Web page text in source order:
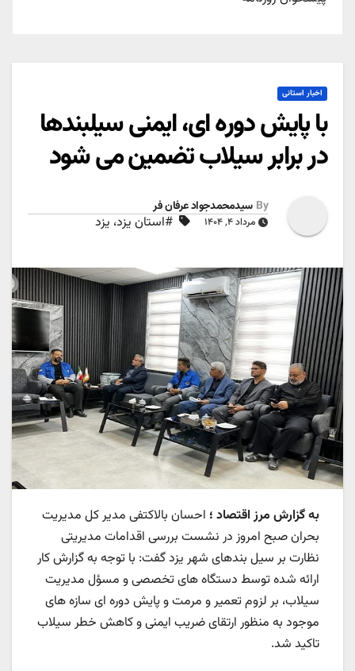
اخبار استانی
با پایش دوره ای، ایمنی سیلبندها
در برابر سیلاب تضمین می شود
By سیدمحمدجواد عرفان فر
مرداد ۴, ۱۴۰۴ #استان یزد، یزد
به گزارش مرز اقتصاد ؛ احسان بالاکتفی مدیر کل مدیریت
بحران صبح امروز در نشست بررسی اقدامات مدیریتی
نظارت بر سیل بندهای شهر یزد گفت: با توجه به گزارش کار
ارائه شده توسط دستگاه های تخصصی و مسؤل مدیریت
سیلاب، بر لزوم تعمیر و مرمت و پایش دوره ای سازه های
موجود به منظور ارتقای ضریب ایمنی و کاهش خطر سیلاب
تاکید شد.